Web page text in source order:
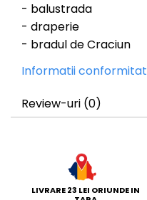
- balustrada
- draperie
- bradul de Craciun
Informatii
Review-uri (0)
LIVRARE 23 LEI ORIUNDE IN